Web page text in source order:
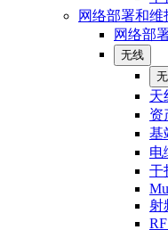
网络部署和维
网络部
无线
天
资
基
电
干
射